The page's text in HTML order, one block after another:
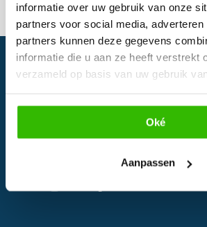
informatie over uw gebruik van onze
partners voor social media,
partners kunnen deze gegevens
informatie die u aan ze heeft verstrekt
verzameld op basis van uw gebruik
Oké
Aanpassen